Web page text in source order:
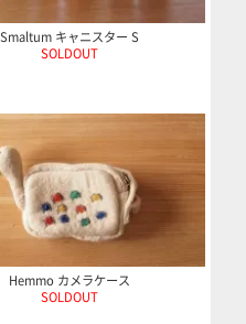
Smaltum キャニスター S
SOLDOUT
Hemmo カメラケース
SOLDOUT